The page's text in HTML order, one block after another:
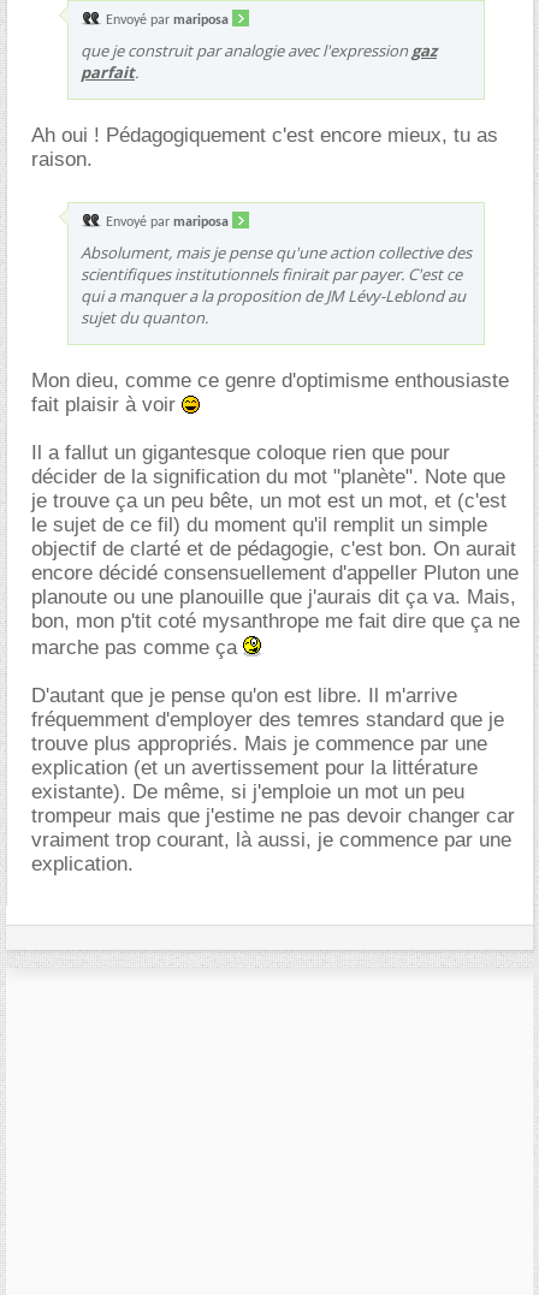
Envoyé par mariposa
que je construit par analogie avec l'expression gaz
parfait.
Ah oui ! Pédagogiquement c'est encore mieux, tu as
raison.
Envoyé par mariposa
Absolument, mais je pense qu'une action collective des
scientifiques institutionnels finirait par payer. C'est ce
qui a manquer a la proposition de JM Lévy-Leblond au
sujet du quanton.
Mon dieu, comme ce genre d'optimisme enthousiaste
fait plaisir à voir
Il a fallut un gigantesque coloque rien que pour
décider de la signification du mot "planète". Note que
je trouve ça un peu bête, un mot est un mot, et (c'est
le sujet de ce fil) du moment qu'il remplit un simple
objectif de clarté et de pédagogie, c'est bon. On aurait
encore décidé consensuellement d'appeller Pluton une
planoute ou une planouille que j'aurais dit ça va. Mais,
bon, mon p'tit coté mysanthrope me fait dire que ça ne
marche pas comme ça
D'autant que je pense qu'on est libre. Il m'arrive
fréquemment d'employer des temres standard que je
trouve plus appropriés. Mais je commence par une
explication (et un avertissement pour la littérature
existante). De même, si j'emploie un mot un peu
trompeur mais que j'estime ne pas devoir changer car
vraiment trop courant, là aussi, je commence par une
explication.